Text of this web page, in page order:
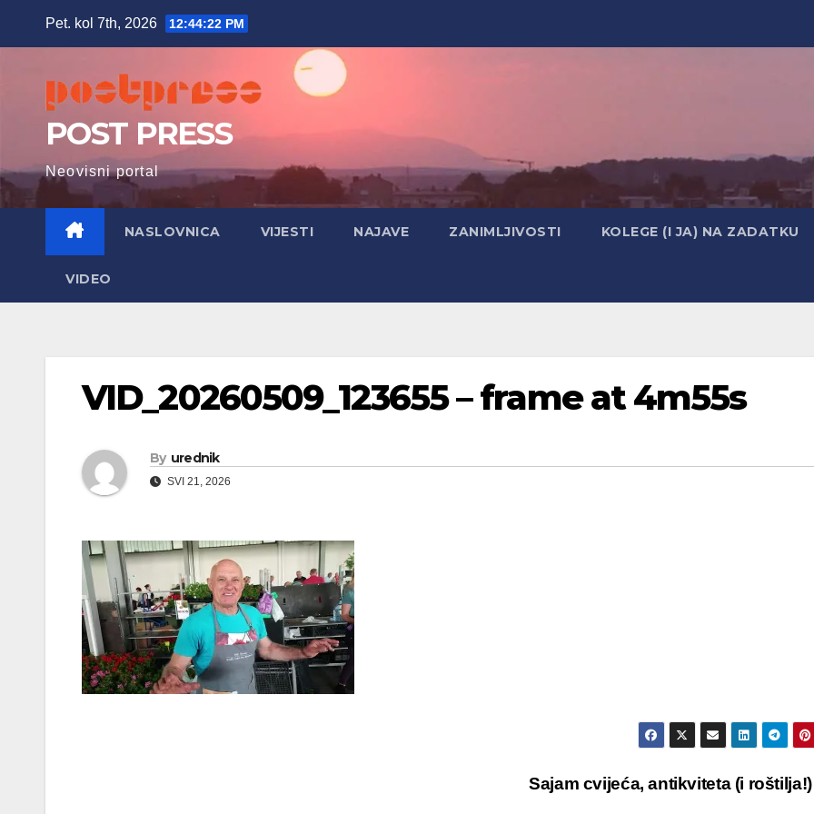
Pet. kol 7th, 2026 12:44:23 PM
POST PRESS
Neovisni portal
NASLOVNICA VIJESTI NAJAVE ZANIMLJIVOSTI KOLEGE (I JA) NA ZADATKU
VIDEO
VID_20260509_123655 – frame at 4m55s
By urednik
SVI 21, 2026
Sajam cvijeća, antikviteta (i roštilja!)